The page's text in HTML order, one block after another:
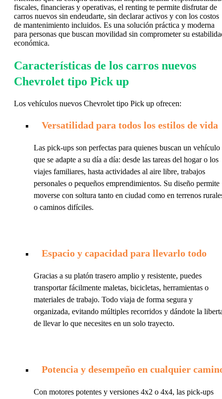
fiscales, financieras y operativas, el renting te permite disfrutar de
carros nuevos sin endeudarte, sin declarar activos y con los costos
de mantenimiento incluidos. Es una solución práctica y moderna
para personas que buscan movilidad sin comprometer su
económica.
Características de los carros nuevos
Chevrolet tipo Pick up
Los vehículos nuevos Chevrolet tipo Pick up ofrecen:
Versatilidad para todos los estilos de vida
Las pick-ups son perfectas para quienes buscan un vehículo
que se adapte a su día a día: desde las tareas del hogar o los
viajes familiares, hasta actividades al aire libre, trabajos
personales o pequeños emprendimientos. Su diseño permite
moverse con soltura tanto en ciudad como en terrenos
o caminos difíciles.
Espacio y capacidad para llevarlo todo
Gracias a su platón trasero amplio y resistente, puedes
transportar fácilmente maletas, bicicletas, herramientas o
materiales de trabajo. Todo viaja de forma segura y
organizada, evitando múltiples recorridos y dándote la
de llevar lo que necesites en un solo trayecto.
Potencia y desempeño en cualquier
Con motores potentes y versiones 4x2 o 4x4, las pick-ups